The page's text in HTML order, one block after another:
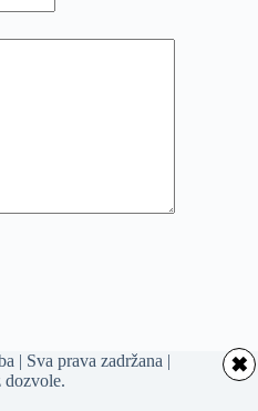
Sva prava zadržana |
dozvole.
✖